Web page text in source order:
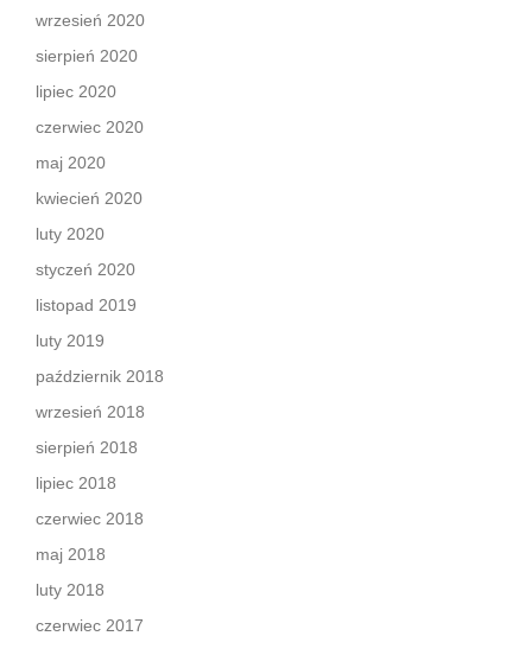
wrzesień 2020
sierpień 2020
lipiec 2020
czerwiec 2020
maj 2020
kwiecień 2020
luty 2020
styczeń 2020
listopad 2019
luty 2019
październik 2018
wrzesień 2018
sierpień 2018
lipiec 2018
czerwiec 2018
maj 2018
luty 2018
czerwiec 2017